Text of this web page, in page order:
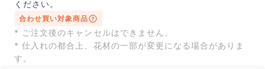
届いたお花に元気がなかったら？
もし届いたお花に「枯れている」「折れている」などの
不備があった場合は、些細なことでもお気軽にサポート
までご連絡ください。ご返金にて補償いたします。
ください。
合わせ買い対象商品
* ご注文後のキャンセルはできません。
* 仕入れの都合上、花材の一部が変更になる場合がありま
す。